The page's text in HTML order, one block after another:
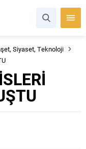
, Siyaset, Teknoloji